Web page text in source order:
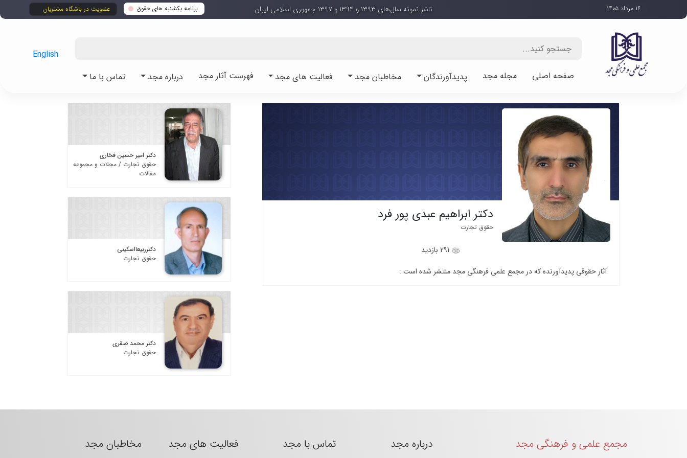
برنامه یکشنبه های حقوق عضویت در باشگاه مشتریان ۱۶ مرداد ۱۴۰۵ ناشر نمونه سال‌های ۱۳۹۳ و ۱۳۹۴ و ۱۳۹۷ جمهوری اسلامی ایران
صفحه اصلی مجله مجد پدیدآورندگان مخاطبان مجد فعالیت های مجد فهرست آثار مجد درباره مجد تماس با ما
English
دکتر ابراهیم عبدی پور فرد
حقوق تجارت
آثار حقوقی پدیدآورنده که در مجمع علمی فرهنگی مجد منتشر شده است :
دکتر امیر حسین فخاری
حقوق تجارت / مجلات و مجموعه
مقالات
دکترربیعااسکینی
حقوق تجارت
دکتر محمد صقری
حقوق تجارت
مجمع علمی و فرهنگی مجد درباره مجد تماس با مجد فعالیت های مجد مخاطبان مجد